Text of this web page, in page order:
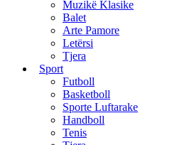
Muzikë Klasike
Balet
Arte Pamore
Letërsi
Tjera
Sport
Futboll
Basketboll
Sporte Luftarake
Handboll
Tenis